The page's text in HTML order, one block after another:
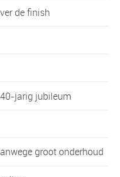
de finish
jarig jubileum
groot onderhoud